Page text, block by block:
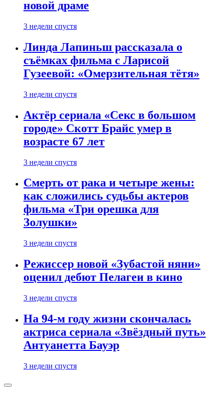
новой драме
3 недели спустя
Линда Лапиньш рассказала о
съёмках фильма с Ларисой
Гузеевой: «Омерзительная тётя»
3 недели спустя
Актёр сериала «Секс в большом
городе» Скотт Брайс умер в
возрасте 67 лет
3 недели спустя
Смерть от рака и четыре жены:
как сложились судьбы актеров
фильма «Три орешка для
Золушки»
3 недели спустя
Режиссер новой «Зубастой няни»
оценил дебют Пелагеи в кино
3 недели спустя
На 94-м году жизни скончалась
актриса сериала «Звёздный путь»
Антуанетта Бауэр
3 недели спустя